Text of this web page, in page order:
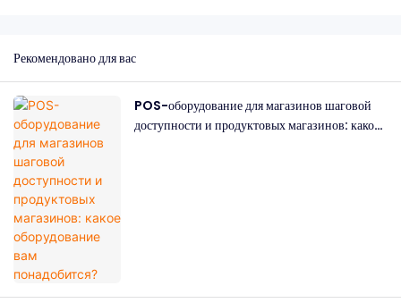
Рекомендовано для вас
POS-оборудование для магазинов шаговой
доступности и продуктовых магазинов: какое